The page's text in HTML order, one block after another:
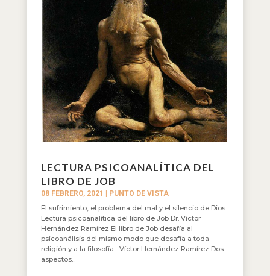
LECTURA PSICOANALÍTICA DEL
LIBRO DE JOB
08 FEBRERO, 2021 | PUNTO DE VISTA
El sufrimiento, el problema del mal y el silencio de Dios.
Lectura psicoanalítica del libro de Job Dr. Víctor
Hernández Ramírez El libro de Job desafía al
psicoanálisis del mismo modo que desafía a toda
religión y a la filosofía.- Víctor Hernández Ramírez Dos
aspectos...